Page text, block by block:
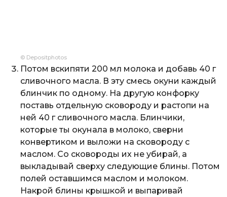
© Depositphotos
Потом вскипяти 200 мл молока и добавь 40 г
сливочного масла. В эту смесь окуни каждый
блинчик по одному. На другую конфорку
поставь отдельную сковороду и растопи на
ней 40 г сливочного масла. Блинчики,
которые ты окунала в молоко, сверни
конвертиком и выложи на сковороду с
маслом. Со сковороды их не убирай, а
выкладывай сверху следующие блины. Потом
полей оставшимся маслом и молоком.
Накрой блины крышкой и выпаривай